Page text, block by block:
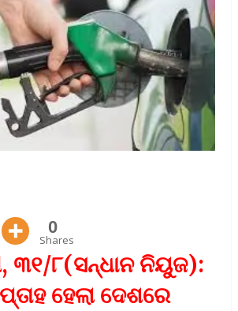
0
Shares
୩୧/୮(ସନ୍ଧାନ ନିୟୁଜ):
ହେଲା ଦେଶରେ